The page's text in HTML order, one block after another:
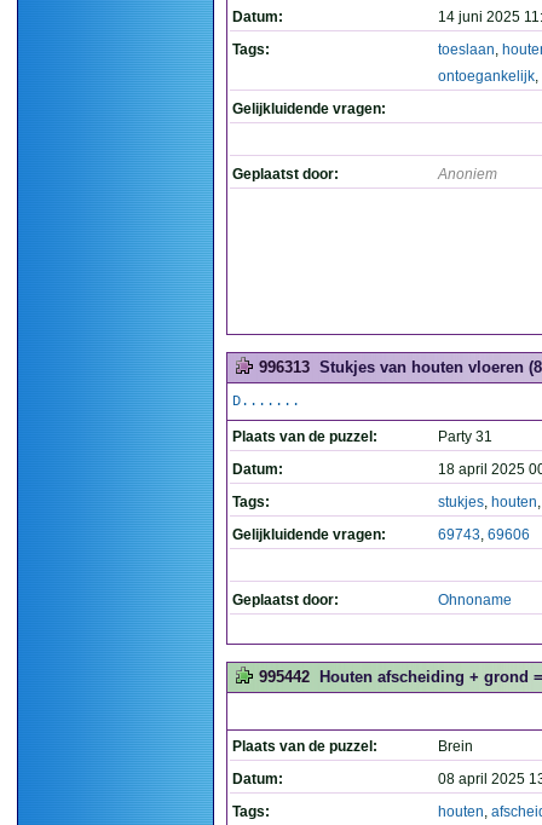
Datum:
14 juni 2025
Tags:
toeslaan,
ontoegankelijk,
Gelijkluidende vragen:
Geplaatst door: Anoniem
996313 Stukjes van houten vloeren
D.......
Plaats van de puzzel:
Party 31
Datum:
18 april 2025
Tags:
stukjes, houten
Gelijkluidende vragen:
69743, 69606
Geplaatst door: Ohnoname
995442 Houten afscheiding + grond
Plaats van de puzzel:
Brein
Datum:
08 april 2025
Tags:
houten,